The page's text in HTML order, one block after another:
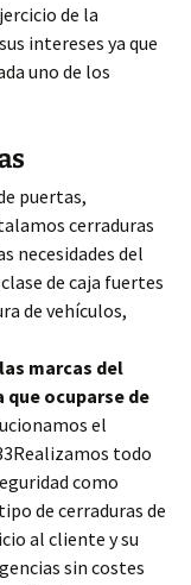
de la
intereses ya que
uno de los
puertas,
cerraduras
necesidades del
de caja fuertes
de vehículos,
marcas del
ocuparse de
el
todo
como
de cerraduras de
al cliente y su
sin costes